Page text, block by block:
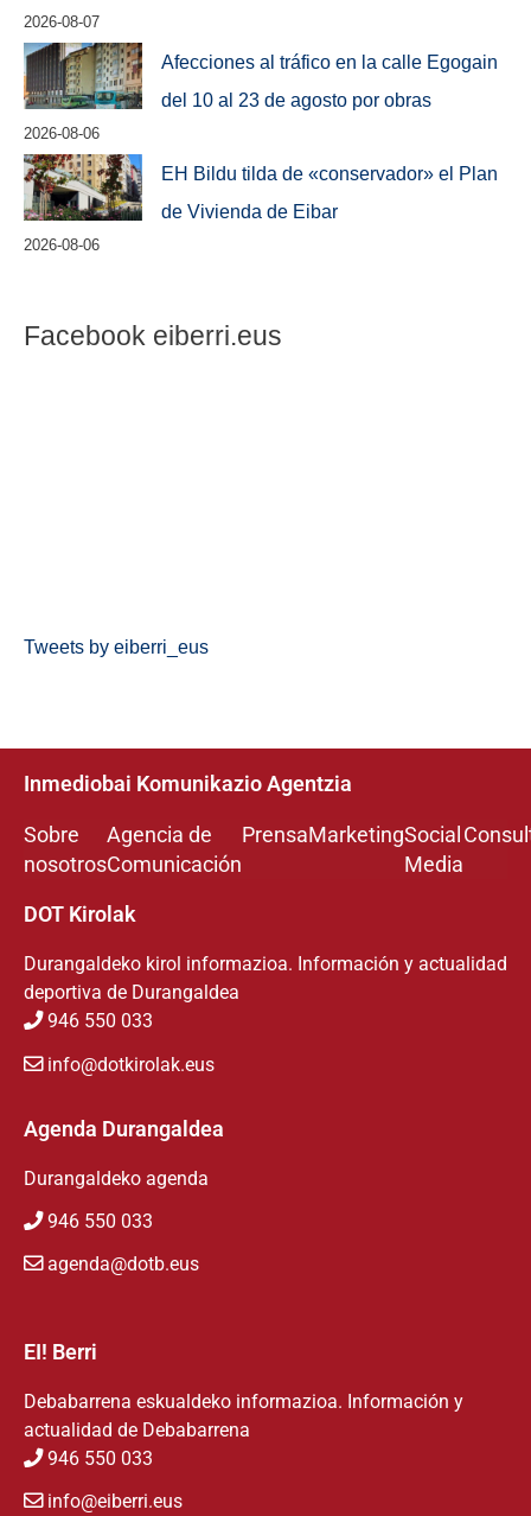
2026-08-07
Afecciones al tráfico en la calle Egogain
del 10 al 23 de agosto por obras
2026-08-06
EH Bildu tilda de «conservador» el Plan
de Vivienda de Eibar
2026-08-06
Facebook eiberri.eus
Tweets by eiberri_eus
Inmediobai Komunikazio Agentzia
Sobre
nosotros
Agencia de
Comunicación
PrensaMarketingSocial
Media
DOT Kirolak
Durangaldeko kirol informazioa. Información y actualidad
deportiva de Durangaldea
946 550 033
info@dotkirolak.eus
Agenda Durangaldea
Durangaldeko agenda
946 550 033
agenda@dotb.eus
EI! Berri
Debabarrena eskualdeko informazioa. Información y
actualidad de Debabarrena
946 550 033
info@eiberri.eus